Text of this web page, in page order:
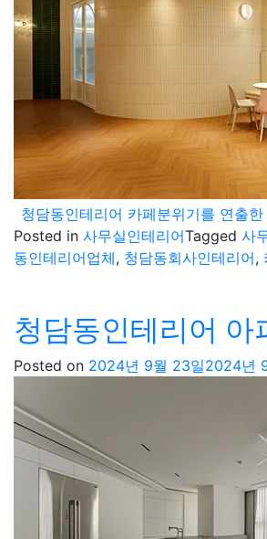
청담동인테리어 카페분위기를 연출
Posted in 사무실인테리어Tagged 사
동인테리어업체, 청담동회사인테리어,
청담동인테리어 아
Posted on 2024년 9월 23일2024년